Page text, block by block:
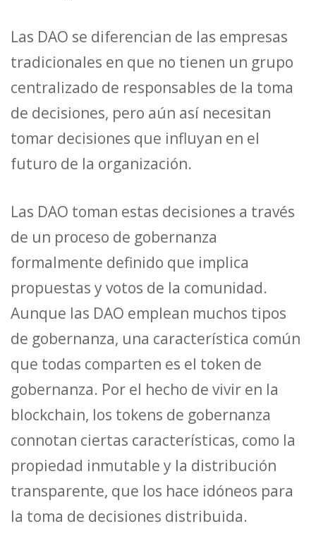
Las DAO se diferencian de las empresas
tradicionales en que no tienen un grupo
centralizado de responsables de la toma
de decisiones, pero aún así necesitan
tomar decisiones que influyan en el
futuro de la organización.
Las DAO toman estas decisiones a través
de un proceso de gobernanza
formalmente definido que implica
propuestas y votos de la comunidad.
Aunque las DAO emplean muchos tipos
de gobernanza, una característica común
que todas comparten es el token de
gobernanza. Por el hecho de vivir en la
blockchain, los tokens de gobernanza
connotan ciertas características, como la
propiedad inmutable y la distribución
transparente, que los hace idóneos para
la toma de decisiones distribuida.